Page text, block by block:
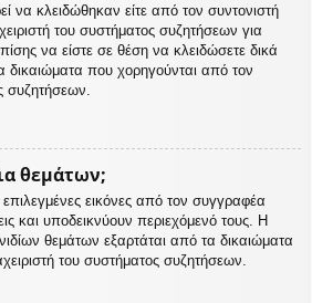
να κλειδώθηκαν είτε από τον συντονιστή
του συστήματος συζητήσεων για
να είστε σε θέση να κλειδώσετε δικά
που χορηγούνται από τον
συζητήσεων.
θεμάτων;
επιλεγμένες εικόνες από τον συγγραφέα
και υποδεικνύουν περιεχόμενό τους. Η
θεμάτων εξαρτάται από τα δικαιώματα
του συστήματος συζητήσεων.